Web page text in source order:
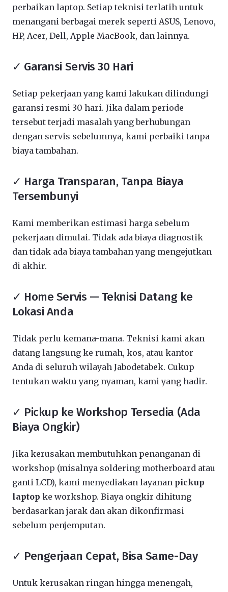
perbaikan laptop. Setiap teknisi terlatih untuk
menangani berbagai merek seperti ASUS, Lenovo,
HP, Acer, Dell, Apple MacBook, dan lainnya.
✓ Garansi Servis 30 Hari
Setiap pekerjaan yang kami lakukan dilindungi
garansi resmi 30 hari. Jika dalam periode
tersebut terjadi masalah yang berhubungan
dengan servis sebelumnya, kami perbaiki tanpa
biaya tambahan.
✓ Harga Transparan, Tanpa Biaya
Tersembunyi
Kami memberikan estimasi harga sebelum
pekerjaan dimulai. Tidak ada biaya diagnostik
dan tidak ada biaya tambahan yang mengejutkan
di akhir.
✓ Home Servis — Teknisi Datang ke
Lokasi Anda
Tidak perlu kemana-mana. Teknisi kami akan
datang langsung ke rumah, kos, atau kantor
Anda di seluruh wilayah Jabodetabek. Cukup
tentukan waktu yang nyaman, kami yang hadir.
✓ Pickup ke Workshop Tersedia (Ada
Biaya Ongkir)
Jika kerusakan membutuhkan penanganan di
workshop (misalnya soldering motherboard atau
ganti LCD), kami menyediakan layanan pickup
laptop ke workshop. Biaya ongkir dihitung
berdasarkan jarak dan akan dikonfirmasi
sebelum penjemputan.
✓ Pengerjaan Cepat, Bisa Same-Day
Untuk kerusakan ringan hingga menengah,